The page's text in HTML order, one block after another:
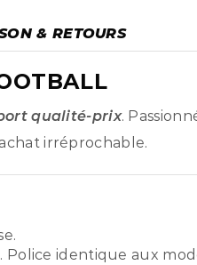
& RETOURS
qualité-prix.
irréprochable.
identique aux